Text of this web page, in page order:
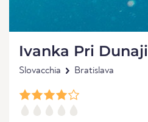
Ivanka Pri Dunaji
Slovacchia Bratislava